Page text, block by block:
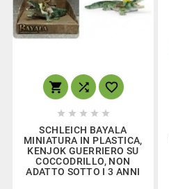
  
    
SCHLEICH BAYALA
MINIATURA IN PLASTICA,
KENJOK GUERRIERO SU
COCCODRILLO, NON
ADATTO SOTTO I 3 ANNI